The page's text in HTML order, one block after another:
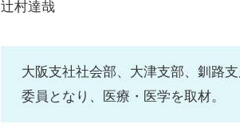
辻󠄀村達哉
大阪支社社会部、大津支部、釧路
委員となり、医療・医学を取材。